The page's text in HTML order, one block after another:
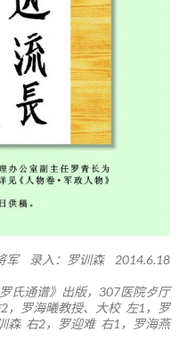
军 录入：罗训森 2014.6.18
氏通谱》出版，307医院歺厅
，罗海曦教授、大校 左1，罗
森 右2，罗迎难 右1，罗海燕